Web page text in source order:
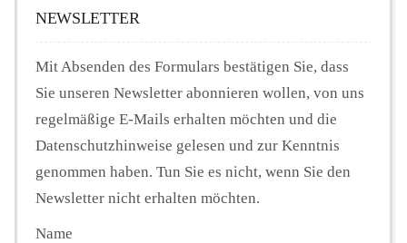
NEWSLETTER
Mit Absenden des Formulars bestätigen Sie, dass
Sie unseren Newsletter abonnieren wollen, von uns
regelmäßige E-Mails erhalten möchten und die
Datenschutzhinweise gelesen und zur Kenntnis
genommen haben. Tun Sie es nicht, wenn Sie den
Newsletter nicht erhalten möchten.
Name